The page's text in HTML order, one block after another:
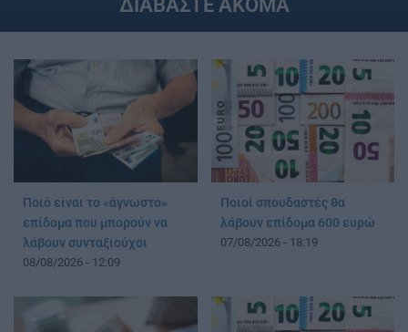
ΔΙΑΒΑΣΤΕ ΑΚΟΜΑ
Ποιό είναι το «άγνωστο»
επίδομα που μπορούν να
λάβουν συνταξιούχοι
08/08/2026 - 12:09
Ποιοί σπουδαστές θα
λάβουν επίδομα 600 ευρώ
07/08/2026 - 18:19